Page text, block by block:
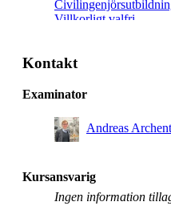
Villkorligt valfri
Kontakt
Examinator
Andreas
Kursansvarig
Ingen information